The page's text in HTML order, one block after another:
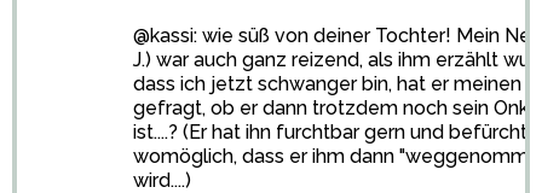
@kassi: wie süß von deiner Tochter! Mein
J.) war auch ganz reizend, als ihm erzählt
dass ich jetzt schwanger bin, hat er meinen
gefragt, ob er dann trotzdem noch sein
ist....? (Er hat ihn furchtbar gern und
womöglich, dass er ihm dann
wird....)